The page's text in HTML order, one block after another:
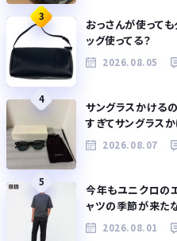
3
おっさんが使って
ッグ使ってる？
2026.08.05
4
サングラスかける
すぎてサングラス
2026.08.07
5
今年もユニクロの
ャツの季節が来た
2026.08.01